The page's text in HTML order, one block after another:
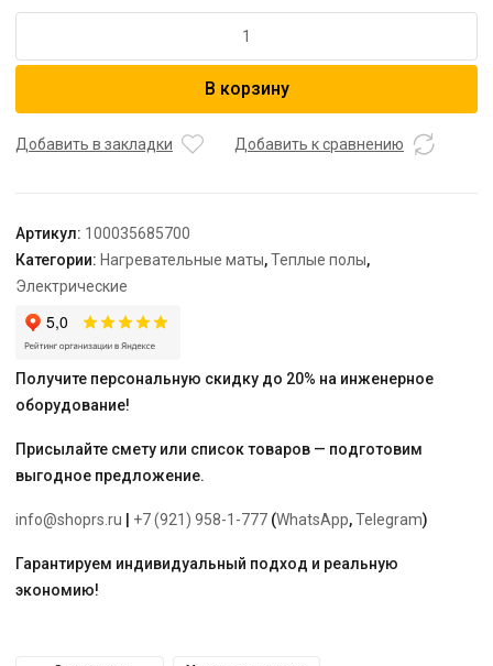
Мат
Alumia
В корзину
Добавить в закладки Добавить к сравнению
Артикул: 100035685700
Категории: Нагревательные маты,Теплые полы,
Электрические
Получите персональную скидку до 20% на инженерное
оборудование!
Присылайте смету или список товаров — подготовим
выгодное предложение.
info@shoprs.ru +7 (921) 958-1-777 (WhatsApp,Telegram)
Гарантируем индивидуальный подход и реальную
экономию!